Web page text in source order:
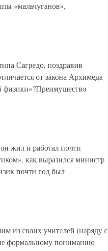
«мальчуганов»,
Сагредо, поздравив
от закона Архимеда
физики»?Преимущество
жил и работал почти
как выразился министр
почти год был
из своих учителей (наряду с
формальному пониманию